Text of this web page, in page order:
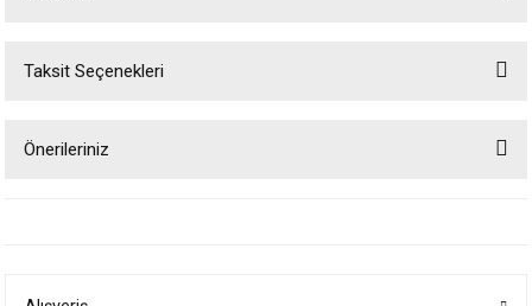
Taksit Seçenekleri
Önerileriniz